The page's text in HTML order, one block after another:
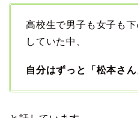
高校生で男子も女子も
していた中、
自分はずっと「松本さ